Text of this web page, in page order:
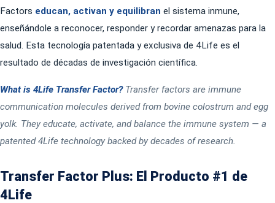
Factors educan, activan y equilibran el sistema inmune,
enseñándole a reconocer, responder y recordar amenazas para la
salud. Esta tecnología patentada y exclusiva de 4Life es el
resultado de décadas de investigación científica.
What is 4Life Transfer Factor?Transfer factors are immune
communication molecules derived from bovine colostrum and egg
yolk. They educate, activate, and balance the immune system — a
patented 4Life technology backed by decades of research.
Transfer Factor Plus: El Producto #1 de
4Life